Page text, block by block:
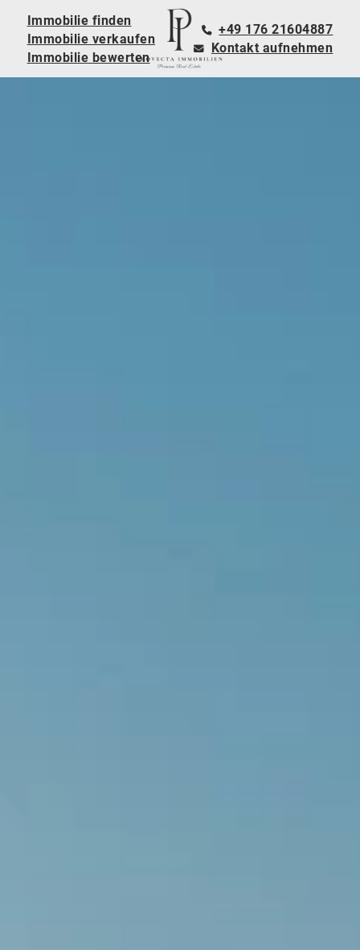
Immobilie finden
Immobilie verkaufen
Immobilie bewerten
+49 176 21604887
Kontakt aufnehmen